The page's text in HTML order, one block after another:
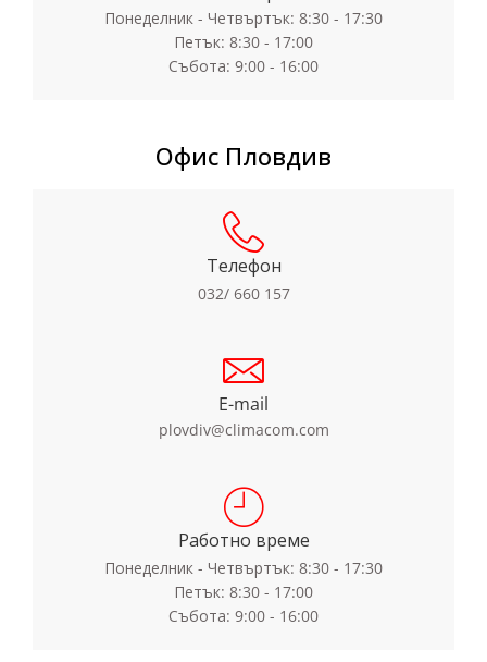
Понеделник - Четвъртък: 8:30 - 17:30
Петък: 8:30 - 17:00
Събота: 9:00 - 16:00
Офис Пловдив
Телефон
032/ 660 157
E-mail
plovdiv@climacom.com
Работно време
Понеделник - Четвъртък: 8:30 - 17:30
Петък: 8:30 - 17:00
Събота: 9:00 - 16:00